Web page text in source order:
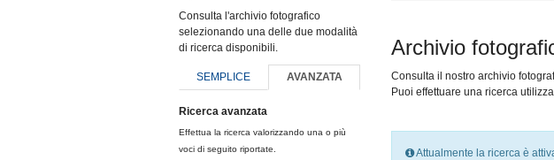
Consulta l'archivio fotografico
selezionando una delle due modalità
di ricerca disponibili.
SEMPLICE AVANZATA
Ricerca avanzata
Effettua la ricerca valorizzando una o più
voci di seguito riportate.
Archivio
Consulta il nostro archivio
Puoi effettuare una ricerca
Attualmente la ricerca è